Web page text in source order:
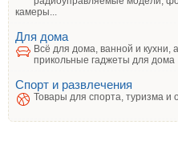
камеры...
Для дома
Всё для дома, ванной и кухни,
прикольные гаджеты для дома
Спорт и развлечения
Товары для спорта, туризма и